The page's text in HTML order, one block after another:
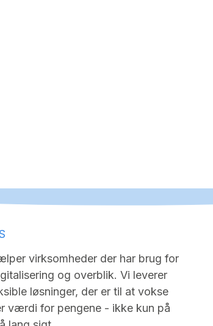
virksomheder der har brug for
og overblik. Vi leverer
løsninger, der er til at vokse
værdi for pengene - ikke kun på